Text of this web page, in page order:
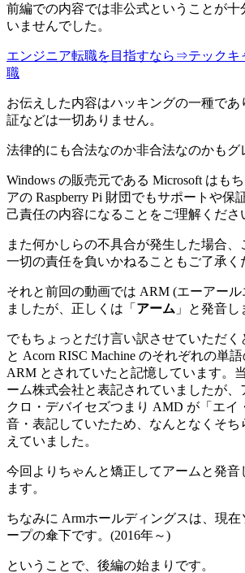
前編での内容では非公式ということが十
いませんでした。
エンジニア転職を目指すなら⇒テックキ
職
お伝えした内容はハッキングの一種であ
証などは一切ありません。
法律的にも合法なのか非合法なのかもグ
Windows の販売元である Microsoft はも
アの Raspberry Pi 財団でもサポートや保
己責任の内容になることをご理解くださ
また何かしらの不具合が発生した場合
一切の責任を負いかねることもご了承く
それと前回の動画では ARM (エーアー
ましたが、正しくは「 アーム 」と発音し
でもちょっとだけ言い訳させていただく
と Acorn RISC Machine のそれぞれの単
ARM とされていたと記憶しています。
ーム株式会社と表記されていましたが、
クロ・デバイセズつまり AMD が「エイ
音・表記していたため、なんとなくそち
えていました。
今回よりちゃんと矯正してアームと発音
ます。
ちなみに Armホールディングスは、現
ープの傘下です。(2016年～)
ということで、後編の始まりです。